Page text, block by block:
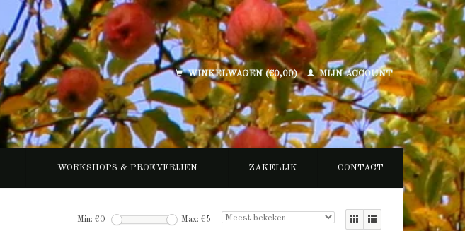
WINKELWAGEN (€0,00) MIJN ACCOUNT
WORKSHOPS & PROEVERIJEN ZAKELIJK CONTACT
Min: €0 Max: €5